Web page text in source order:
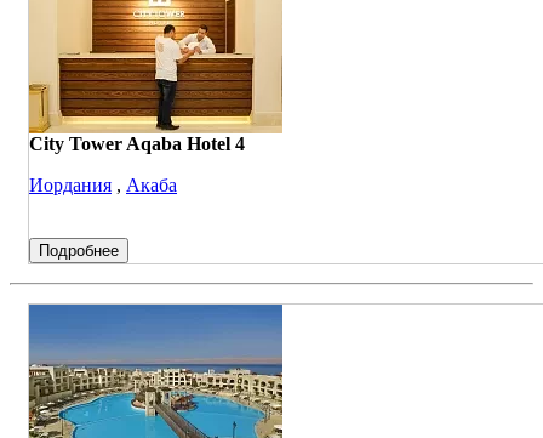
City Tower Aqaba Hotel 4
Иордания , Акаба
Подробнее